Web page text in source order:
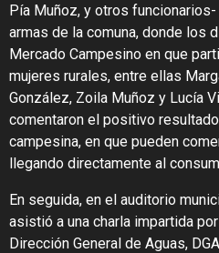
Pía Muñoz, y otros
armas de la comuna, donde los
Mercado Campesino en que
mujeres rurales, entre ellas
González, Zoila Muñoz y Lucía
comentaron el positivo
campesina, en que pueden
llegando directamente al
En seguida, en el auditorio
asistió a una charla impartida
Dirección General de Aguas,